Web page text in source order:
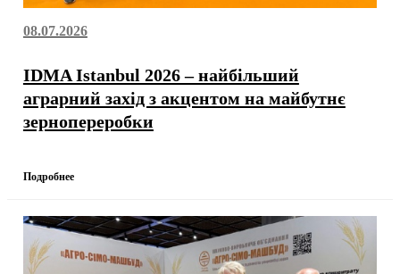
08.07.2026
IDMA Istanbul 2026 – найбільший
аграрний захід з акцентом на майбутнє
зернопереробки
Подробнее